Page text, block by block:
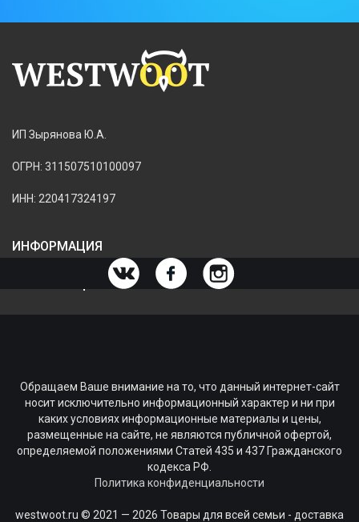
ИП Зырянова Ю.А.
ОГРН: 311507510100097
ИНН: 220417324197
ИНФОРМАЦИЯ
ИНФОРМАЦИЯ О МАГАЗИНЕ
Обращаем Ваше внимание на то, что данный интернет-сайт
носит исключительно информационный характер и ни при
каких условиях информационные материалы и цены,
размещенные на сайте, не являются публичной офертой,
определяемой положениями Статей 435 и 437 Гражданского
кодекса РФ.
Политика конфиденциальности
westwoot.ru © 2021 — 2026 Товары для всей семьи - доставка